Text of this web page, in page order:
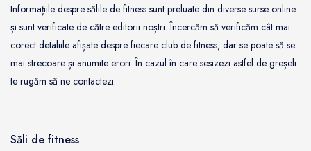
Informațiile despre sălile de fitness sunt preluate din diverse surse online
și sunt verificate de către editorii noștri. Încercăm să verificăm cât mai
corect detaliile afișate despre fiecare club de fitness, dar se poate să se
mai strecoare și anumite erori. În cazul în care sesizezi astfel de greșeli
te rugăm să ne contactezi.
Săli de fitness